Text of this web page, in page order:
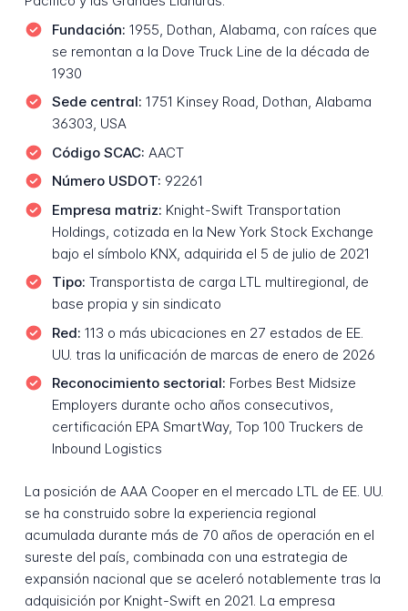
Fundación: 1955, Dothan, Alabama, con raíces que
se remontan a la Dove Truck Line de la década de
1930
Sede central: 1751 Kinsey Road, Dothan, Alabama
36303, USA
Código SCAC: AACT
Número USDOT: 92261
Empresa matriz: Knight-Swift Transportation
Holdings, cotizada en la New York Stock Exchange
bajo el símbolo KNX, adquirida el 5 de julio de 2021
Tipo: Transportista de carga LTL multiregional, de
base propia y sin sindicato
Red: 113 o más ubicaciones en 27 estados de EE.
UU. tras la unificación de marcas de enero de 2026
Reconocimiento sectorial: Forbes Best Midsize
Employers durante ocho años consecutivos,
certificación EPA SmartWay, Top 100 Truckers de
Inbound Logistics
La posición de AAA Cooper en el mercado LTL de EE. UU.
se ha construido sobre la experiencia regional
acumulada durante más de 70 años de operación en el
sureste del país, combinada con una estrategia de
expansión nacional que se aceleró notablemente tras la
adquisición por Knight-Swift en 2021. La empresa